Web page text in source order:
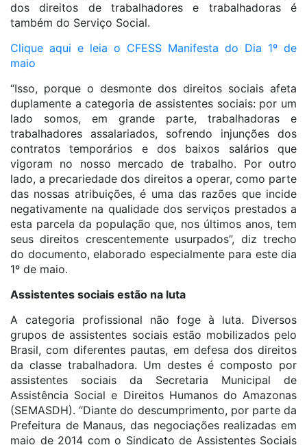
dos direitos de trabalhadores e trabalhadoras é
também do Serviço Social.
Clique aqui e leia o CFESS Manifesta do Dia 1º de
maio
“Isso, porque o desmonte dos direitos sociais afeta
duplamente a categoria de assistentes sociais: por um
lado somos, em grande parte, trabalhadoras e
trabalhadores assalariados, sofrendo injunções dos
contratos temporários e dos baixos salários que
vigoram no nosso mercado de trabalho. Por outro
lado, a precariedade dos direitos a operar, como parte
das nossas atribuições, é uma das razões que incide
negativamente na qualidade dos serviços prestados a
esta parcela da população que, nos últimos anos, tem
seus direitos crescentemente usurpados”, diz trecho
do documento, elaborado especialmente para este dia
1º de maio.
Assistentes sociais estão na luta
A categoria profissional não foge à luta. Diversos
grupos de assistentes sociais estão mobilizados pelo
Brasil, com diferentes pautas, em defesa dos direitos
da classe trabalhadora. Um destes é composto por
assistentes sociais da Secretaria Municipal de
Assistência Social e Direitos Humanos do Amazonas
(SEMASDH). “Diante do descumprimento, por parte da
Prefeitura de Manaus, das negociações realizadas em
maio de 2014 com o Sindicato de Assistentes Sociais